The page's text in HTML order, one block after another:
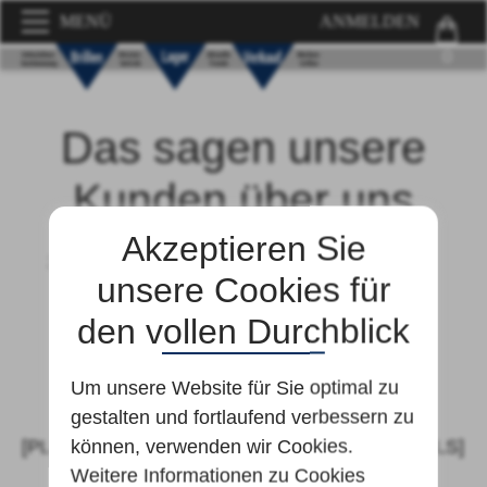
Akzeptieren Sie
unsere Cookies für
den vollen Durchblick
Um unsere Website für Sie optimal zu
gestalten und fortlaufend verbessern zu
können, verwenden wir Cookies.
Weitere Informationen zu Cookies
MENÜ ANMELDEN
Das sagen unsere
Kunden über uns
2. November 2015
Das sagen unsere
Kunden über uns
[PLACEHOLDER_FRONTPAGE_TESTIMONIALS]